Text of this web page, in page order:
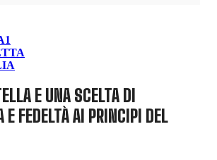
E UNA SCELTA DI
E FEDELTÀ AI PRINCIPI DEL